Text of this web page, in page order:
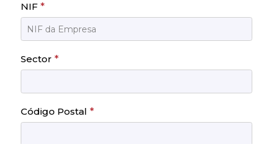
NIF *
Sector *
Código Postal *